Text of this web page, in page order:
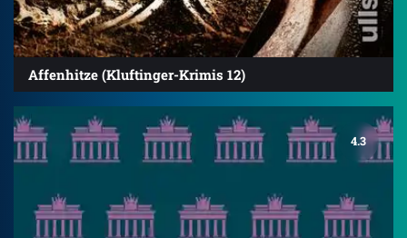
Affenhitze (Kluftinger-Krimis 12)
4.3